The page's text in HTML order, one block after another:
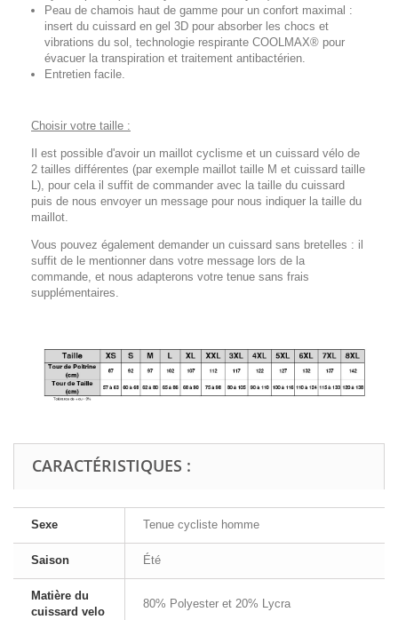
Peau de chamois haut de gamme pour un confort maximal :
insert du cuissard en gel 3D pour absorber les chocs et
vibrations du sol, technologie respirante COOLMAX® pour
évacuer la transpiration et traitement antibactérien.
Entretien facile.
Choisir votre taille :
Il est possible d'avoir un maillot cyclisme et un cuissard vélo de
2 tailles différentes (par exemple maillot taille M et cuissard taille
L), pour cela il suffit de commander avec la taille du cuissard
puis de nous envoyer un message pour nous indiquer la taille du
maillot.
Vous pouvez également demander un cuissard sans bretelles : il
suffit de le mentionner dans votre message lors de la
commande, et nous adapterons votre tenue sans frais
supplémentaires.
CARACTÉRISTIQUES :
Sexe Tenue cycliste homme
Saison Été
Matière du
cuissard velo
80% Polyester et 20% Lycra